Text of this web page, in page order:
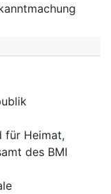
für Heimat,
des BMI